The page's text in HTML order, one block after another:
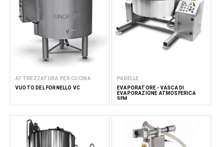
ATTREZZATURA PER CUCINA
VUOTO DEL FORNELLO VC
PADELLE
EVAPORATORE - VASCA DI
EVAPORAZIONE ATMOSFERICA
SFM